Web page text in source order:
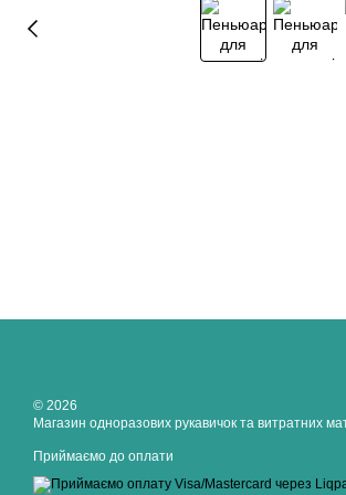
© 2026
Магазин одноразових рукавичок та витратних
Приймаємо до оплати